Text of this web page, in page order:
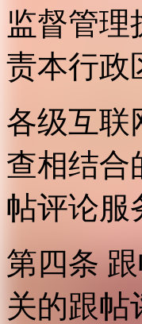
监督管理
责本行政
各级互联
查相结合
帖评论服
第四条
关的跟帖